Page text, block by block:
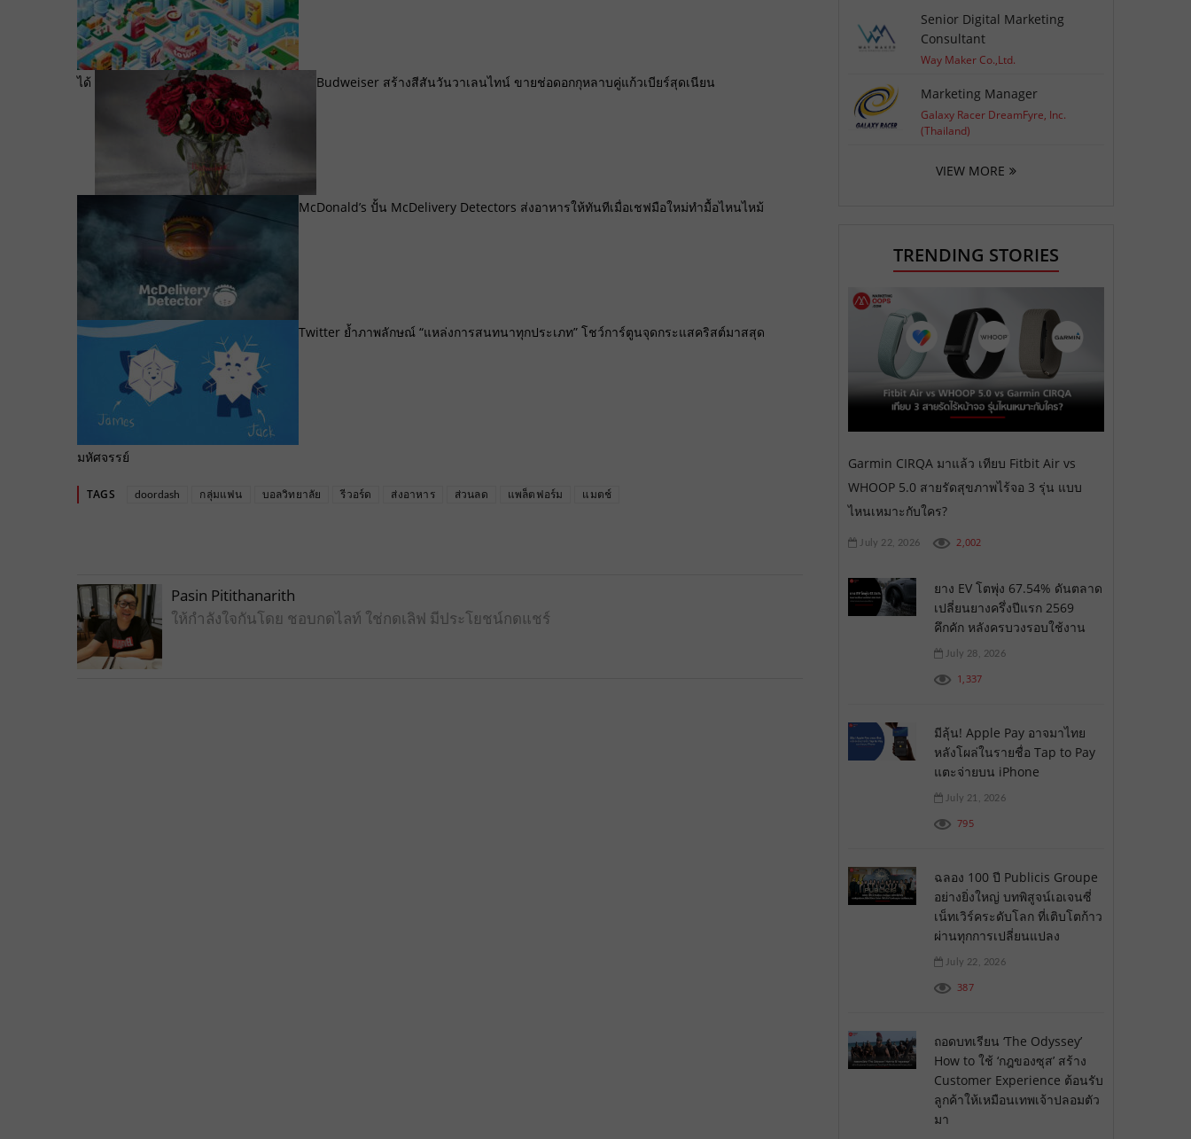
ได้ Budweiser สร้างสีสันวันวาเลนไทน์ ขายช่อดอกกุหลาบคู่แก้วเบียร์สุดเนียน
McDonald’s ปั้น McDelivery Detectors ส่งอาหารให้ทันทีเมื่อเชฟมือใหม่ทำมื้อไหนไหม้
Twitter ย้ำภาพลักษณ์ “แหล่งการสนทนาทุกประเภท” โชว์การ์ตูนจุดกระแสคริสต์มาสสุด
มหัศจรรย์
TAGS doordash กลุ่มแฟน บอลวิทยาลัย รีวอร์ด ส่งอาหาร ส่วนลด แพล็ตฟอร์ม แมตช์
Pasin Pitithanarith
ให้กำลังใจกันโดย ชอบกดไลท์ ใช่กดเลิฟ มีประโยชน์กดแชร์
Senior Digital Marketing
Consultant
Way Maker Co.,Ltd.
Marketing Manager
Galaxy Racer DreamFyre, Inc.
(Thailand)
VIEW MORE
TRENDING STORIES
Garmin CIRQA มาแล้ว เทียบ Fitbit Air vs
WHOOP 5.0 สายรัดสุขภาพไร้จอ 3 รุ่น แบบ
ไหนเหมาะกับใคร?
July 22, 2026 2,002
ยาง EV โตพุ่ง 67.54% ดันตลาด
เปลี่ยนยางครึ่งปีแรก 2569
คึกคัก หลังครบวงรอบใช้งาน
July 28, 2026
1,337
มีลุ้น! Apple Pay อาจมาไทย
หลังโผล่ในรายชื่อ Tap to Pay
แตะจ่ายบน iPhone
July 21, 2026
795
ฉลอง 100 ปี Publicis Groupe
อย่างยิ่งใหญ่ บทพิสูจน์เอเจนซี่
เน็ทเวิร์คระดับโลก ที่เติบโตก้าว
ผ่านทุกการเปลี่ยนแปลง
July 22, 2026
387
ถอดบทเรียน ‘The Odyssey’
How to ใช้ ‘กฎของซุส’ สร้าง
Customer Experience ต้อนรับ
ลูกค้าให้เหมือนเทพเจ้าปลอมตัว
มา